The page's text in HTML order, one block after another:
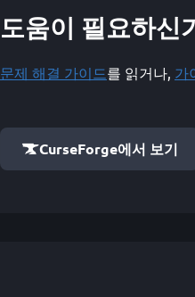
도움이 필요하신
문제 해결 가이드를 읽거나, 가
CurseForge에서 보기